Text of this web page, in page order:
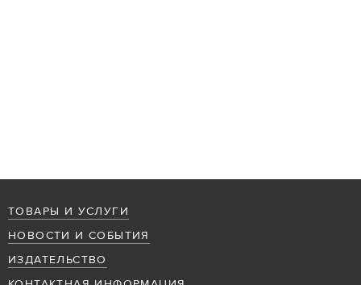
ТОВАРЫ И УСЛУГИ
НОВОСТИ И СОБЫТИЯ
ИЗДАТЕЛЬСТВО